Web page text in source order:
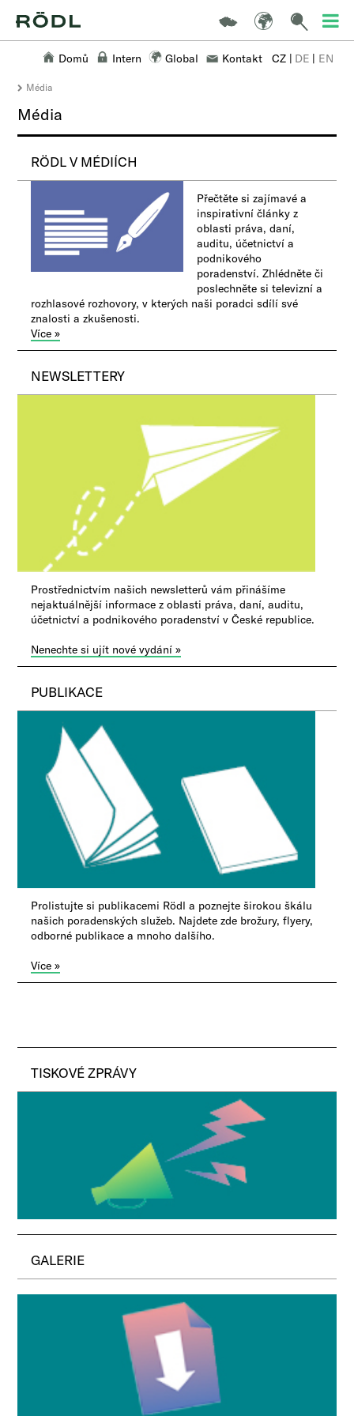
Domů Intern Global Kontakt CZ | DE | EN
Média
Média
RÖDL V MÉDIÍCH
Přečtěte si zajímavé a
inspirativní články z
oblasti práva, daní,
auditu, účetnictví a
podnikového
poradenství.Zhlédněte či
poslechněte si televizní a
rozhlasové rozhovory, v kterých naši poradci sdílí své
znalosti a zkušenosti.
Více »
NEWSLETTERY
Prostřednictvím našich newsletterů vám přinášíme
nejaktuálnější informace z oblasti práva, daní, auditu,
účetnictví a podnikového poradenství v České republice.
Nenechte si ujít nové vydání »
PUBLIKACE
Prolistujte si publikacemi Rödl a poznejte širokou škálu
našich poradenských služeb. Najdete zde brožury, flyery,
odborné publikace a mnoho dalšího.
Více »
TISKOVÉ ZPRÁVY
GALERIE